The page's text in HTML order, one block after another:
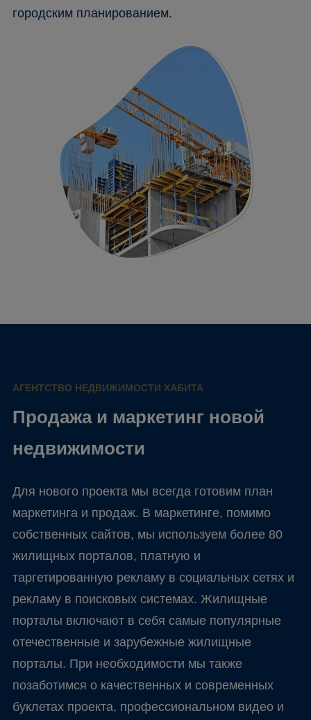
городским планированием.
АГЕНТСТВО НЕДВИЖИМОСТИ ХАБИТА
Продажа и маркетинг новой
недвижимости
Для нового проекта мы всегда готовим план
маркетинга и продаж. В маркетинге, помимо
собственных сайтов, мы используем более 80
жилищных порталов, платную и
таргетированную рекламу в социальных сетях и
рекламу в поисковых системах. Жилищные
порталы включают в себя самые популярные
отечественные и зарубежные жилищные
порталы. При необходимости мы также
позаботимся о качественных и современных
буклетах проекта, профессиональном видео и